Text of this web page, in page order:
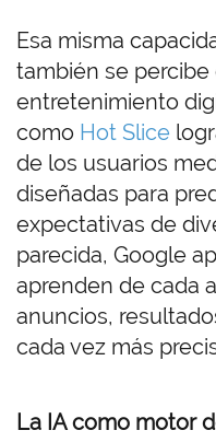
Esa misma
también se
entretenimiento
como Hot Slice
de los usuarios
diseñadas para
expectativas de
parecida, Google
aprenden de cada
anuncios,
cada vez más
La IA como motor